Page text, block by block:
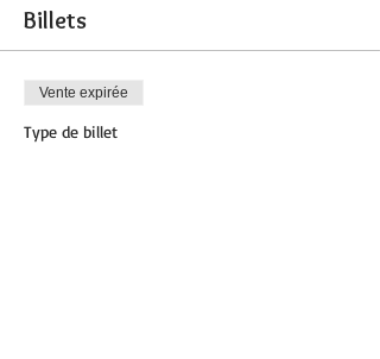
Billets
Vente expirée
Type de billet